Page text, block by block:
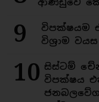
9
විපක්ෂයම
විශ්‍රාම වයස
10 සිස්ටම්
විපක්ෂය